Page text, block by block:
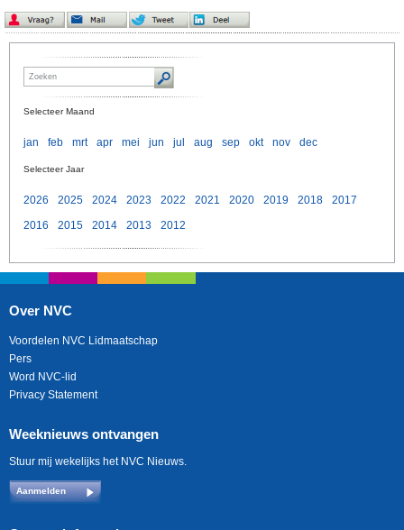
Selecteer Maand
jan feb mrt apr mei jun jul aug sep okt nov dec
Selecteer Jaar
2026 2025 2024 2023 2022 2021 2020 2019 2018
2017
2016
2015 2014 2013 2012
Over NVC
Voordelen NVC Lidmaatschap
Pers
Word NVC-lid
Privacy Statement
Weeknieuws ontvangen
Stuur mij wekelijks het NVC Nieuws.
Aanmelden